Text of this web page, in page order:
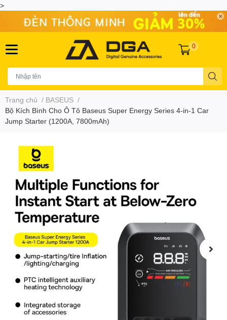
>
0
Trang chủ / BASEUS /
Bộ Kích Bình Cho Ô Tô Baseus Super Energy Series 4-in-1 Car
Jump Starter (1200A, 7800mAh)